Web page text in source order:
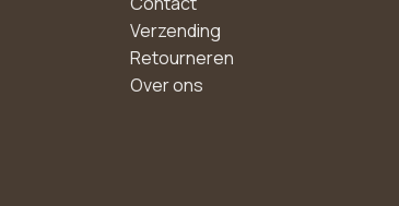
Verzending
Retourneren
Over ons